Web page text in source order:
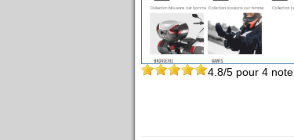
4.8/5 pour 4 note